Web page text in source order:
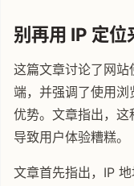
别再用 IP 定
这篇文章讨论了网
端，并强调了使用浏
优势。文章指出，这
导致用户体验糟糕。
文章首先指出，IP